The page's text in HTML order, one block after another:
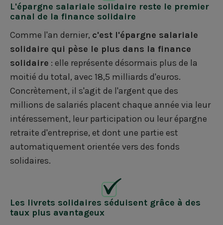
L'épargne salariale solidaire reste le premier
canal de la finance solidaire
Comme l'an dernier, c'est l'épargne salariale
solidaire qui pèse le plus dans la finance
solidaire : elle représente désormais plus de la
moitié du total, avec 18,5 milliards d'euros.
Concrètement, il s'agit de l'argent que des
millions de salariés placent chaque année via leur
intéressement, leur participation ou leur épargne
retraite d'entreprise, et dont une partie est
automatiquement orientée vers des fonds
solidaires.
Les livrets solidaires séduisent grâce à des
taux plus avantageux